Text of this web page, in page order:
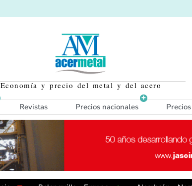
Economía y precio del metal y del acero
Revistas Precios nacionales